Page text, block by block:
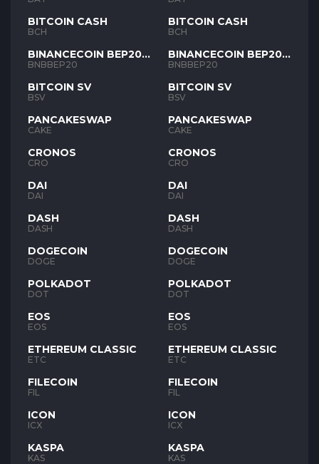
BITCOIN CASH
BCH
BINANCECOIN BEP20
BNB
BNBBEP20
BITCOIN SV
BSV
PANCAKESWAP
CAKE
CRONOS
CRO
DAI
DAI
DASH
DASH
DOGECOIN
DOGE
POLKADOT
DOT
EOS
EOS
ETHEREUM CLASSIC
ETC
FILECOIN
FIL
ICON
ICX
KASPA
KAS
BITCOIN CASH
BCH
BINANCECOIN BEP20
BNB
BNBBEP20
BITCOIN SV
BSV
PANCAKESWAP
CAKE
CRONOS
CRO
DAI
DAI
DASH
DASH
DOGECOIN
DOGE
POLKADOT
DOT
EOS
EOS
ETHEREUM CLASSIC
ETC
FILECOIN
FIL
ICON
ICX
KASPA
KAS